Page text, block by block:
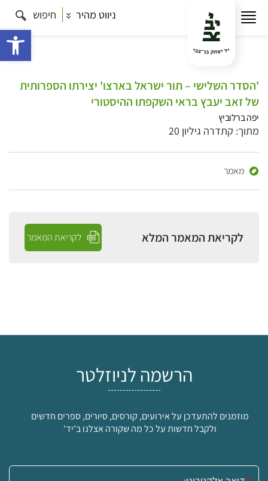
ניווט מהיר חיפוש
'הסדר השלישי – תור ישראל בארצו' יצירתו הספרותית
של זאב יעבץ בראי השקפתו ההיסטורי
יפה ברלוביץ
מתוך: קתדרה גיליון 20
מאמר
לקריאת המאמר המלא לקריאת המאמר
הרשמה לניוזלטר
מוזמנים להתעדכן על אירועים, קורסים, סיורים, ספרים חדשים
ולקבל חדשות על כל מה שקורה אצלנו ב'יד'
אימייל: